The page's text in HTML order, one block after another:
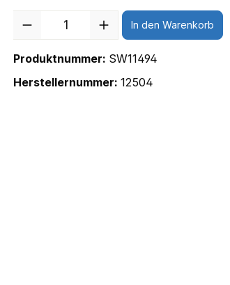
In den Warenkorb
Produktnummer: SW11494
Herstellernummer: 12504